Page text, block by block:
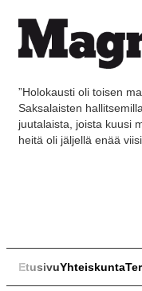
”Holokausti oli toisen
Saksalaisten
juutalaista, joista kuusi
heitä oli jäljellä enää
EtusivuYhteiskunta